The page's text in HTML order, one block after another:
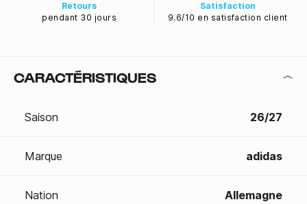
Retours
pendant 30 jours
Satisfaction
9.6/10 en satisfaction client
CARACTÉRISTIQUES
Saison 26/27
Marque adidas
Nation Allemagne